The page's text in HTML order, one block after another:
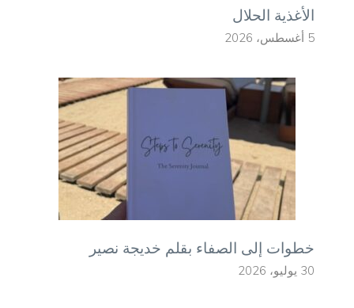
الأغذية الحلال
5 أغسطس، 2026
خطوات إلى الصفاء بقلم خديجة نصير
30 يوليو، 2026